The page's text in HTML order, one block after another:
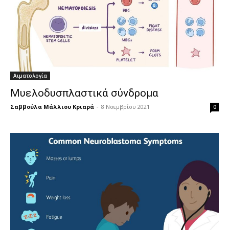
Αιματολογία
Μυελοδυσπλαστικά σύνδρομα
Σαββούλα Μάλλιου Κριαρά - 8 Νοεμβρίου 2021 0